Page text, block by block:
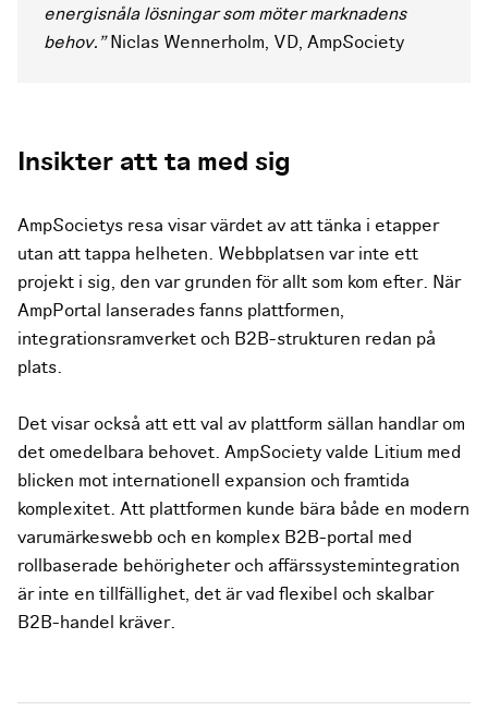
energisnåla lösningar som möter marknadens
behov."Niclas Wennerholm, VD, AmpSociety
Insikter att ta med sig
AmpSocietys resa visar värdet av att tänka i etapper
utan att tappa helheten. Webbplatsen var inte ett
projekt i sig, den var grunden för allt som kom efter. När
AmpPortal lanserades fanns plattformen,
integrationsramverket och B2B-strukturen redan på
plats.
Det visar också att ett val av plattform sällan handlar om
det omedelbara behovet. AmpSociety valde Litium med
blicken mot internationell expansion och framtida
komplexitet. Att plattformen kunde bära både en modern
varumärkeswebb och en komplex B2B-portal med
rollbaserade behörigheter och affärssystemintegration
är inte en tillfällighet, det är vad flexibel och skalbar
B2B-handel kräver.